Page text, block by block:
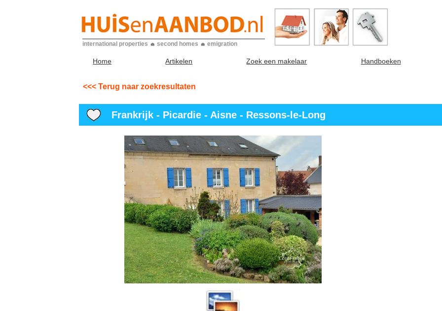
international properties second homes emigration
Home Artikelen Zoek een makelaar Handboeken
<<< Terug naar zoekresultaten
Frankrijk - Picardie - Aisne - Ressons-le-Long